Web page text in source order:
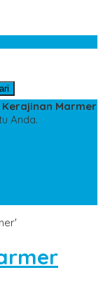
Kerajinan Marmer
Anda.